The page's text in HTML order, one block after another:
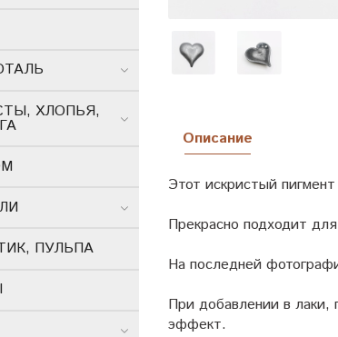
Описание
Этот искристый
Прекрасно подходит
На последней
При добавлении в лаки,
эффект.
ХЛОПЬЯ,
ПУЛЬПА